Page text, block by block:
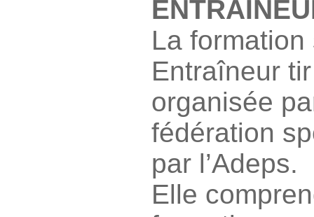
La
Entraîneur
organisée
fédération
par l’Adeps.
Elle